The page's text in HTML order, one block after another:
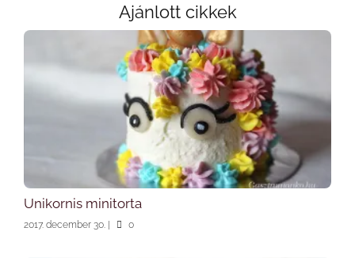
Ajánlott cikkek
Unikornis minitorta
2017. december 30. | 0